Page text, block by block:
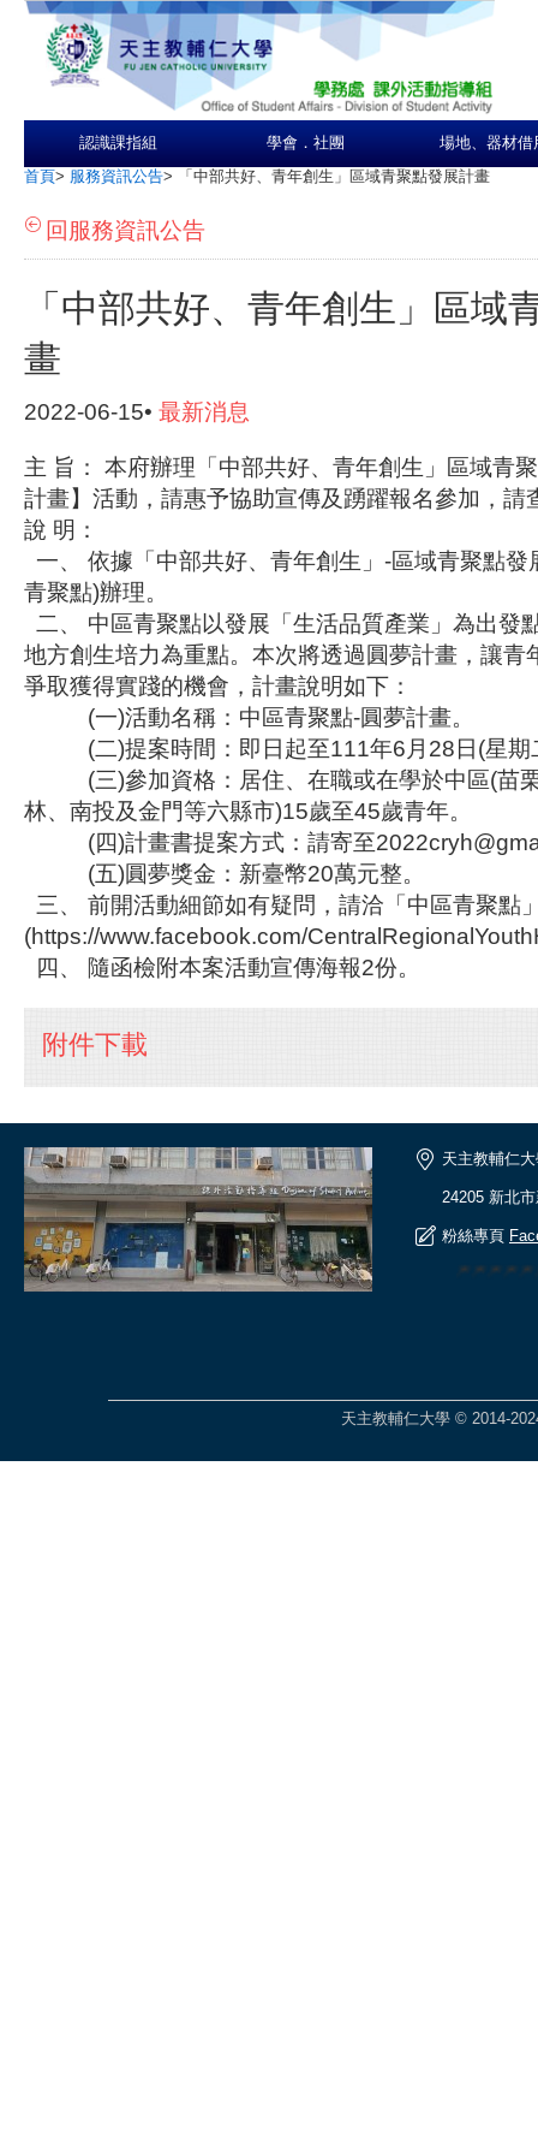
認識課指組 學會．社團 場地、器材借
首頁> 服務資訊公告> 「中部共好、青年創生」區域青聚點發展計畫
回服務資訊公告
「中部共好、青年創生」區域
畫
2022-06-15• 最新消息
主 旨： 本府辦理「中部共好、青年創生」區域青
計畫】活動，請惠予協助宣傳及踴躍報名參加，請
說 明：
一、 依據「中部共好、青年創生」-區域青聚點發
青聚點)辦理。
二、 中區青聚點以發展「生活品質產業」為出發
地方創生培力為重點。本次將透過圓夢計畫，讓青
爭取獲得實踐的機會，計畫說明如下：
(一)活動名稱：中區青聚點-圓夢計畫。
(二)提案時間：即日起至111年6月28日(星期
(三)參加資格：居住、在職或在學於中區(苗栗
林、南投及金門等六縣市)15歲至45歲青年。
(四)計畫書提案方式：請寄至
(五)圓夢獎金：新臺幣20萬元整。
三、 前開活動細節如有疑問，請洽「中區青聚點
(https://www.facebook.com/
四、 隨函檢附本案活動宣傳海報2份。
附件下載
天主教輔仁
24205 新北
粉絲專頁
天主教輔仁大學 © 2014-